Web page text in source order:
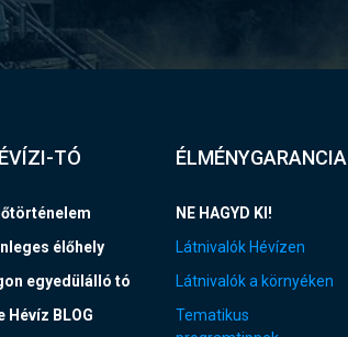
TÓ
élőhely
egyedülálló tó
Hévíz BLOG
ÉLMÉNYGARANCIA
NE HAGYD KI!
Látnivalók Hévízen
Látnivalók a környéken
Tematikus